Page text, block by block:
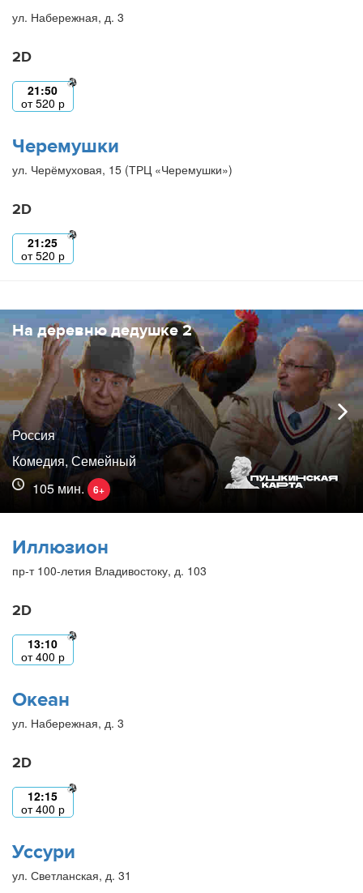
ул. Набережная, д. 3
2D
21:50
от520 р
Черемушки
ул. Черёмуховая, 15 (ТРЦ «Черемушки»)
2D
21:25
от520 р
На деревню дедушке 2
Россия
Комедия, Семейный
105 мин.
6+
Иллюзион
пр-т 100-летия Владивостоку, д. 103
2D
13:10
от400 р
Океан
ул. Набережная, д. 3
2D
12:15
от400 р
Уссури
ул. Светланская, д. 31